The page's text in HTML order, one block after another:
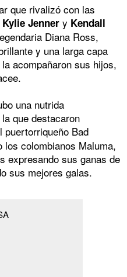
que rivalizó con las
Kylie Jenner y Kendall
Diana Ross,
y una larga capa
acompañaron sus hijos,
una nutrida
que destacaron
puertorriqueño Bad
los colombianos Maluma,
expresando sus ganas de
sus mejores galas.